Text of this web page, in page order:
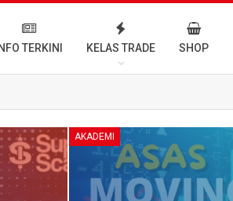
INFO TERKINI KELAS TRADE SHOP
AKADEMI